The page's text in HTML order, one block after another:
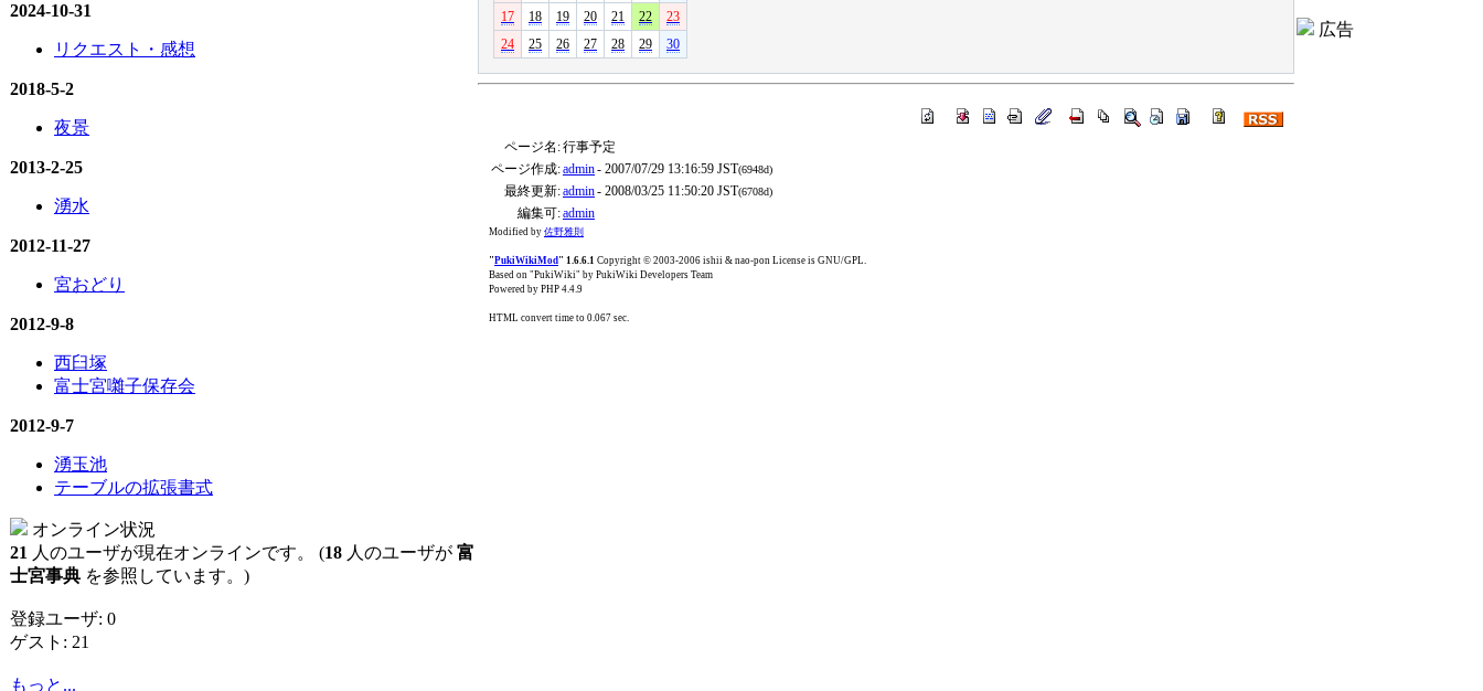
2024-10-31
リクエスト・感想
2018-5-2
夜景
2013-2-25
湧水
2012-11-27
宮おどり
2012-9-8
西臼塚
富士宮囃子保存会
2012-9-7
湧玉池
テーブルの拡張書式
オンライン状況
21 人のユーザが現在オンラインです。 (18 人のユーザが 富
士宮事典 を参照しています。)
登録ユーザ: 0
ゲスト: 21
もっと...
17
18 19 20 21 22
23
24
25 26 27 28 29 30
ページ名:行事予定
ページ作成:admin- 2007/07/29 13:16:59 JST(6948d)
最終更新:admin- 2008/03/25 11:50:20 JST(6708d)
編集可:admin
Modified by 佐野雅則
"PukiWikiMod" 1.6.6.1 Copyright © 2003-2006 ishii & nao-pon License is GNU/GPL.
Based on "PukiWiki" by PukiWiki Developers Team
Powered by PHP 4.4.9
HTML convert time to 0.067 sec.
広告